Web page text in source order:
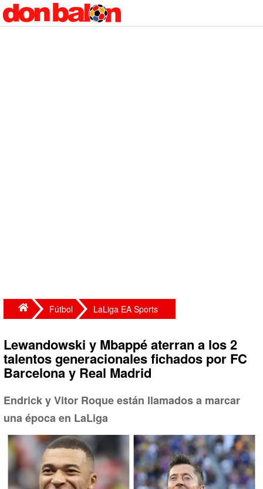
Fútbol LaLiga EA Sports
Lewandowski y Mbappé aterran a los 2
talentos generacionales fichados por FC
Barcelona y Real Madrid
Endrick y Vitor Roque están llamados a marcar
una época en LaLiga